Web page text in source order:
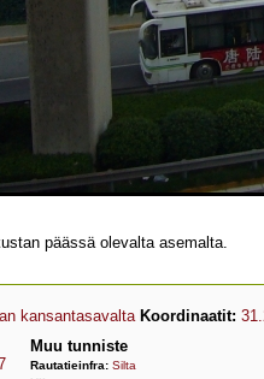
päässä olevalta asemalta.
kansantasavalta Koordinaatit:
Muu tunniste
Rautatieinfra: Silta